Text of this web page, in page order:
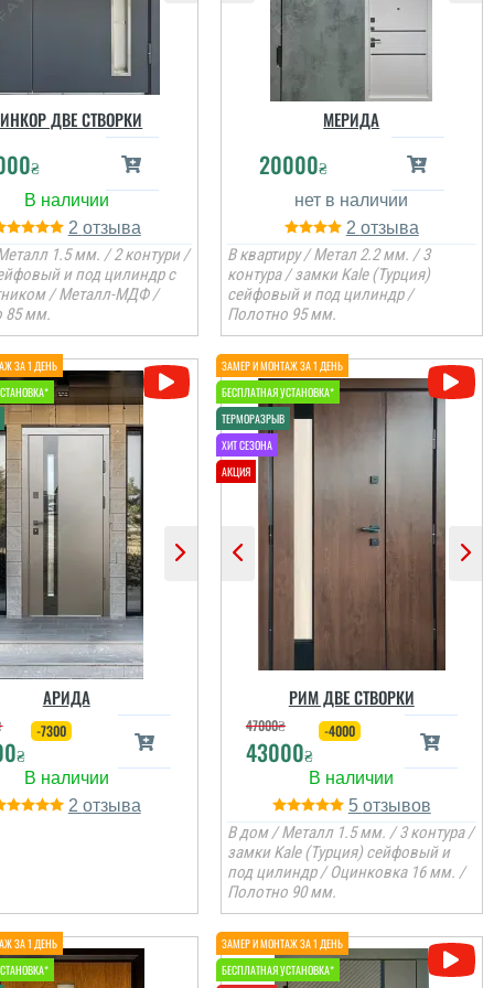
Рома
Потрібні були двері
недорогі в
хозприміщення, але щоб
не консервная банка і
мала захист, як раз в ці
гроші доволі тепла та
надійна дверка,
встановили
установщики все ок. ...
Очень доволен
качеством
изготовлением и
ДВЕ СТВОРКИ
₴
2
1.5 мм. / 2 контури /
и под цилиндр с
/ Металл-МДФ /
85 мм.
МЕРИДА
20000₴
2
В квартиру / Метал 2.2 мм. / 3
контура / замки Kale (Турция)
сейфовый и под цилиндр /
Полотно 95 мм.
АРИДА
₴
-7300
2
РИМ ДВЕ СТВОРКИ
47000₴
43000₴
-4000
5
В дом / Металл 1.5 мм. / 3 контура /
замки Kale (Турция) сейфовый и
под цилиндр / Оцинковка 16 мм. /
Полотно 90 мм.